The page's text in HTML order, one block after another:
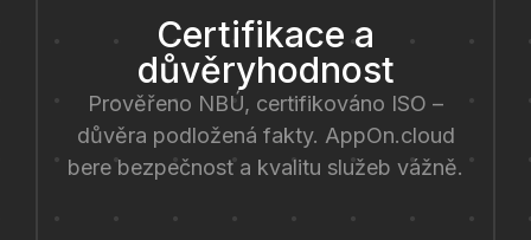
Certifikace a
důvěryhodnost
Prověřeno NBÚ, certifikováno ISO –
důvěra podložená fakty. AppOn.cloud
bere bezpečnost a kvalitu služeb vážně.